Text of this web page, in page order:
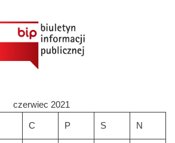
czerwiec 2021
C P S N